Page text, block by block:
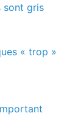
sont gris
« trop »